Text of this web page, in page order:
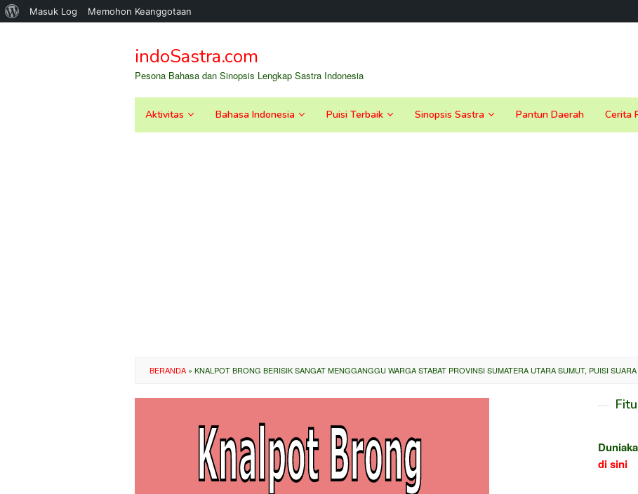
Tentang
Masuk Log Memohon Keanggotaan
kontenindoSastra.com
Pesona Bahasa dan Sinopsis Lengkap Sastra Indonesia
Aktivitas Bahasa Indonesia Puisi Terbaik Sinopsis Sastra Pantun Daerah Cerita
BERANDA » KNALPOT BRONG BERISIK SANGAT MENGGANGGU WARGA STABAT PROVINSI SUMATERA UTARA SUMUT, PUISI SUARA
di sini